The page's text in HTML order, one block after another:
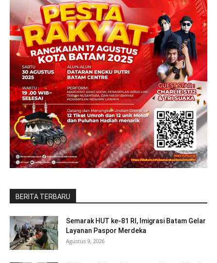
BERITA TERBARU
Semarak HUT ke-81 RI, Imigrasi Batam Gelar
Layanan Paspor Merdeka
Agustus 9, 2026